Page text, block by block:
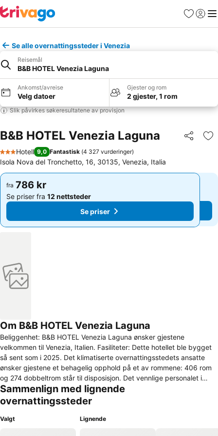
Favoritter
Logg
Se alle overnattingssteder i Venezia
Reisemål
B&B HOTEL Venezia Laguna
Ankomst/avreise
Velg datoer
Gjester og rom
2 gjester, 1 rom
Slik påvirkes søkeresultatene av provisjon
B&B HOTEL Venezia Laguna Del
3 Stjerner
Hotell 9,0 Fantastisk (4 327 vurderinger)
Isola Nova del Tronchetto, 16, 30135, Venezia, Italia
fra 786 kr
Se priser fra 12 nettsteder
Se priser
fra 786 kr
Se priser fra 12 nettsteder
Se priser
Om B&B HOTEL Venezia Laguna
Beliggenhet: B&B HOTEL Venezia Laguna ønsker gjestene
velkommen til Venezia, Italien. Fasiliteter: Dette hotellet ble bygget
så sent som i 2025. Det klimatiserte overnattingsstedets ansatte
ønsker gjestene et behagelig opphold på et av rommene: 406 rom
og 274 dobbeltrom står til disposisjon. Det vennlige personalet i
resepsjonen hjelper deg gjerne med alt du måtte lure på. Blant
tjenestene og fasilitetene finner du et møterom og et
forretningssenter. Den som ankommer med sitt eget kjøretøy, kan
sette det fra seg mot en avgift på parkeringsplassen til
Sammenlign med lignende
overnattingssteder
Valgt Lignende